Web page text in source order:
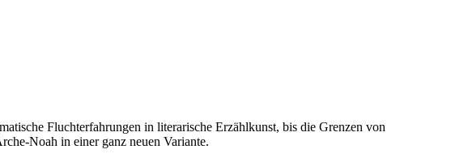
Fluchterfahrungen in literarische Erzählkunst, bis die Grenzen von
Noah in einer ganz neuen Variante.